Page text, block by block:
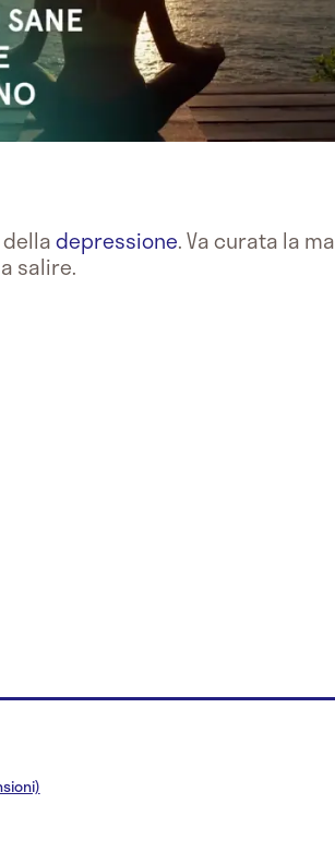
depressione. Va curata la
salire.